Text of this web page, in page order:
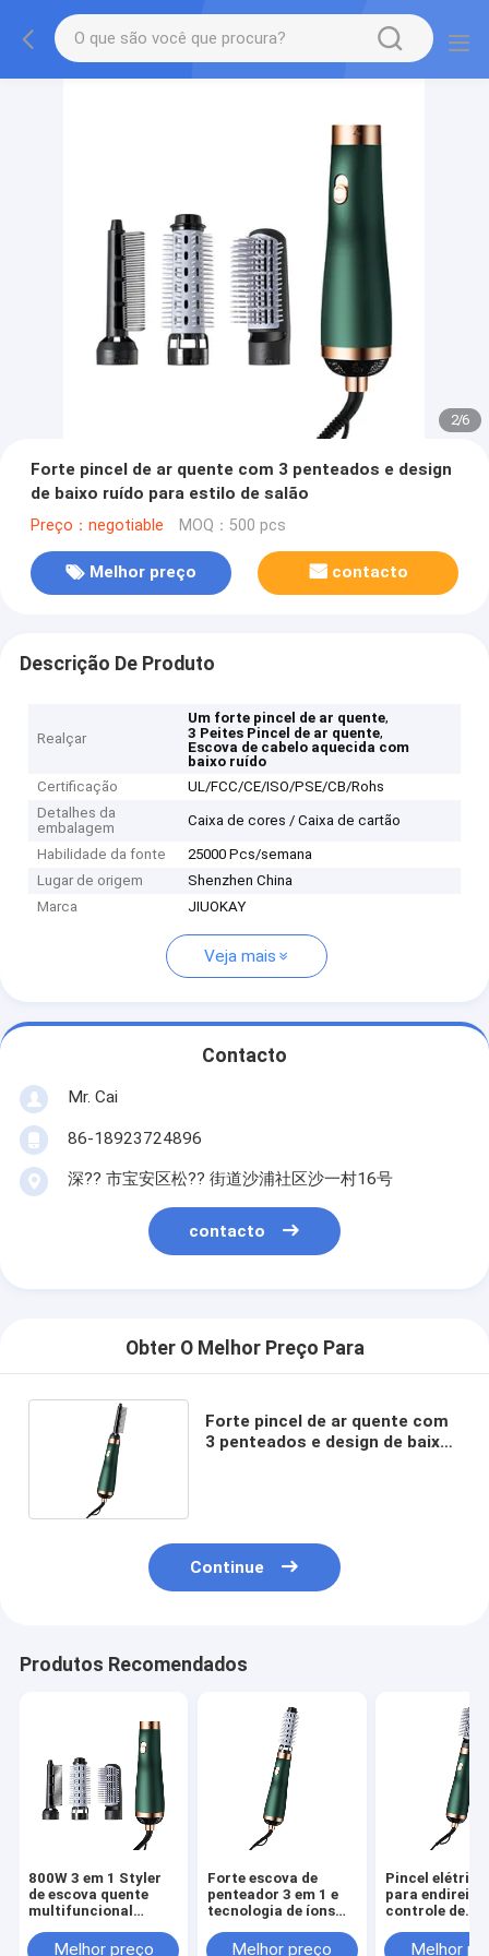
2/6
Forte pincel de ar quente com 3 penteados e design
de baixo ruído para estilo de salão
Preço：negotiable MOQ：500 pcs
Melhor preço contacto
Descrição De Produto
Realçar
Um forte pincel de ar quente,
3 Peites Pincel de ar quente,
Escova de cabelo aquecida com
baixo ruído
Certificação
UL/FCC/CE/ISO/PSE/CB/Rohs
Detalhes da
embalagem
Caixa de cores / Caixa de cartão
Habilidade da fonte
25000 Pcs/semana
Lugar de origem
Shenzhen China
Marca
JIUOKAY
Veja mais
Contacto
Mr. Cai
86-18923724896
深?? 市宝安区松?? 街道沙浦社区沙一村16号
contacto
Obter O Melhor Preço Para
Forte pincel de ar quente com
3 penteados e design de baixo
Continue
Produtos Recomendados
800W 3 em 1 Styler
de escova quente
multifuncional
Secagem rápida
Melhor preço
Forte escova de
penteador 3 em 1 e
tecnologia de íons
sem frizz
Melhor preço
Pincel elétrico
para
controle de
inteligente
Melhor